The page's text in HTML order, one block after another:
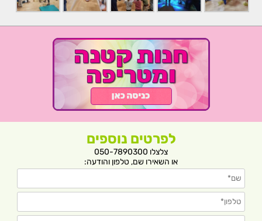
לפרטים נוספים
צלצלו 050-7890300
או השאירו שם, טלפון והודעה: